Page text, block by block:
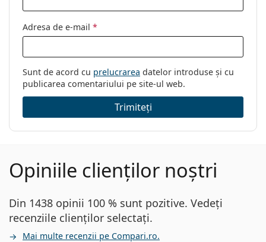
Adresa de e-mail *
Sunt de acord cu prelucrarea datelor introduse și cu
publicarea comentariului pe site-ul web.
Trimiteți
Opiniile clienților noștri
Din 1438 opinii 100 % sunt pozitive. Vedeți
recenziile clienților selectați.
Mai multe recenzii pe Compari.ro.